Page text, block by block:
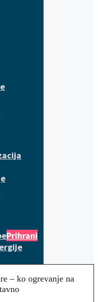
Prihrani
– ko ogrevanje na